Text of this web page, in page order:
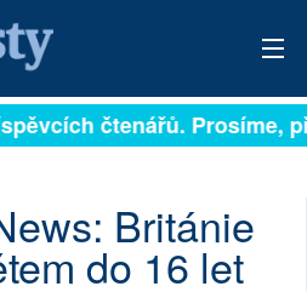
čtenářů. Prosíme,
Británie
do 16 let